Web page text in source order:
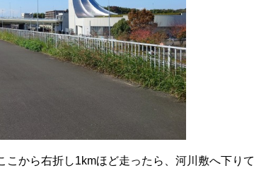
から右折し1kmほど走ったら、河川敷へ下りて